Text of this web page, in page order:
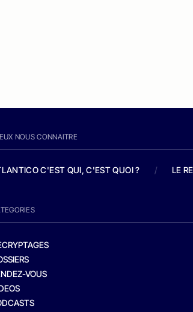
NOUS CONNAITRE
C'EST QUI, C'EST QUOI ? / LE
VOUS